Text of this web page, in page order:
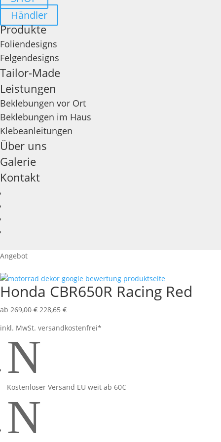
Händler
Produkte
Foliendesigns
Felgendesigns
Tailor-Made
Leistungen
Beklebungen vor Ort
Beklebungen im Haus
Klebeanleitungen
Über uns
Galerie
Kontakt
Angebot
Honda CBR650R Racing Red
ab 269,00€ 228,65 €
inkl. MwSt. versandkostenfrei*
N
Kostenloser Versand EU weit ab 60€
N